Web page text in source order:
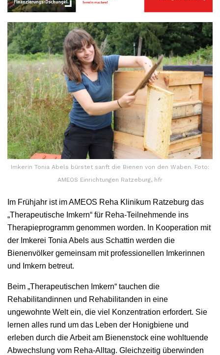
Imkerin Tonia Abels bürstet sanft die Bienen von den Waben. Foto:
AMEOS Einrichtungen Ratzeburg, hfr
Im Frühjahr ist im AMEOS Reha Klinikum Ratzeburg das
„Therapeutische Imkern“ für Reha-Teilnehmende ins
Therapieprogramm genommen worden. In Kooperation mit
der Imkerei Tonia Abels aus Schattin werden die
Bienenvölker gemeinsam mit professionellen Imkerinnen
und Imkern betreut.
Beim „Therapeutischen Imkern“ tauchen die
Rehabilitandinnen und Rehabilitanden in eine
ungewohnte Welt ein, die viel Konzentration erfordert. Sie
lernen alles rund um das Leben der Honigbiene und
erleben durch die Arbeit am Bienenstock eine wohltuende
Abwechslung vom Reha-Alltag. Gleichzeitig überwinden